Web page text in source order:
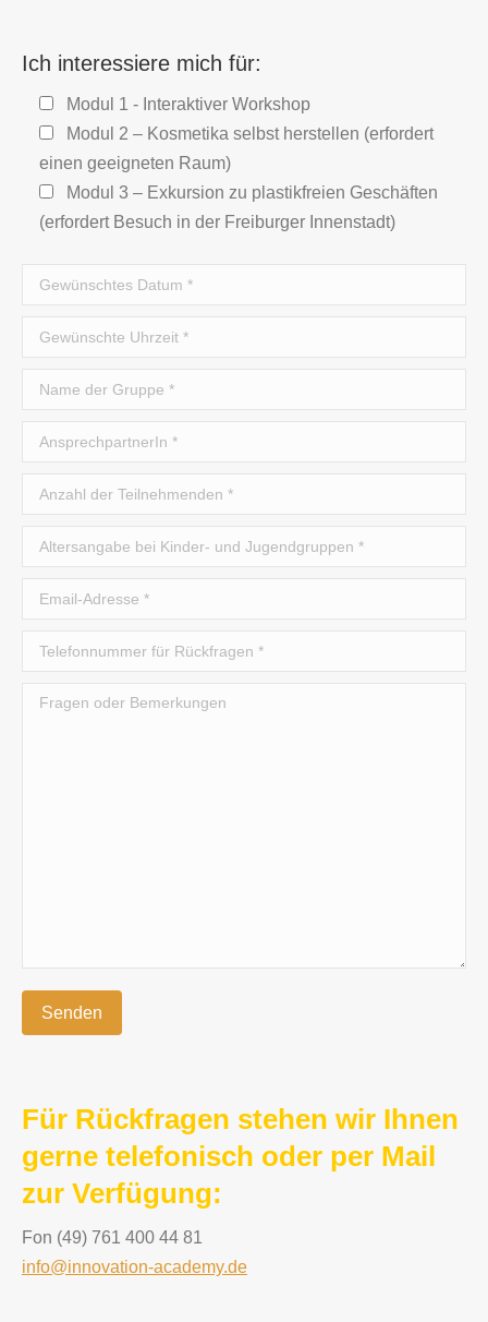
Ich interessiere mich für:
Modul 1 - Interaktiver Workshop
Modul 2 – Kosmetika selbst herstellen (erfordert
einen geeigneten Raum)
Modul 3 – Exkursion zu plastikfreien Geschäften
(erfordert Besuch in der Freiburger Innenstadt)
Für Rückfragen stehen wir Ihnen
gerne telefonisch oder per Mail
zur Verfügung:
Fon (49) 761 400 44 81
info@innovation-academy.de